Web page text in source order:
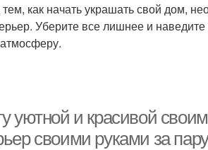
как начать украшать свой дом,
Уберите все лишнее и
уютной и красивой
своими руками за